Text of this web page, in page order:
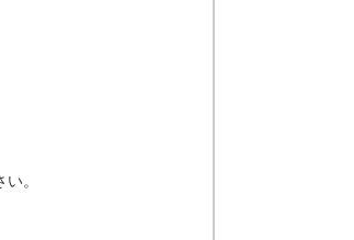
。